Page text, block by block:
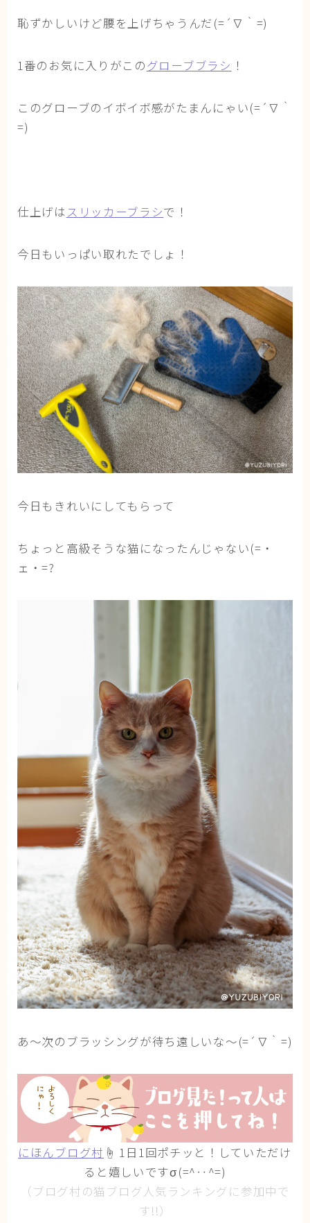
恥ずかしいけど腰を上げちゃうんだ(=´∇｀=)
1番のお気に入りがこのグローブブラシ ！
このグローブのイボイボ感がたまんにゃい(=´∇｀
=)
仕上げはスリッカーブラシで！
今日もいっぱい取れたでしょ！
今日もきれいにしてもらって
ちょっと高級そうな猫になったんじゃない(=・
ェ・=?
あ〜次のブラッシングが待ち遠しいな〜(=´∇｀=)
にほんブログ村 ☝ 1日1回ポチッと！していただけ
ると嬉しいですσ(=^‥^=)
（ブログ村の猫ブログ人気ランキングに参加中で
す!!）